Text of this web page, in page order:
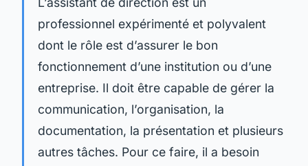
professionnel expérimenté et polyvalent
dont le rôle est d’assurer le bon
fonctionnement d’une institution ou d’une
entreprise. Il doit être capable de gérer la
communication, l’organisation, la
documentation, la présentation et plusieurs
autres tâches. Pour ce faire, il a besoin